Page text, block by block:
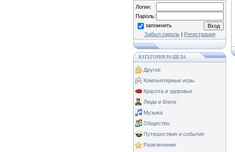
Логин:
Пароль:
запомнить
Забыл пароль| Регистрация
КАТЕГОРИИ РАЗДЕЛА
Другое
Компьютерные игры
Красота и здоровье
Люди и блоги
Музыка
Общество
Путешествия и события
Развлечения